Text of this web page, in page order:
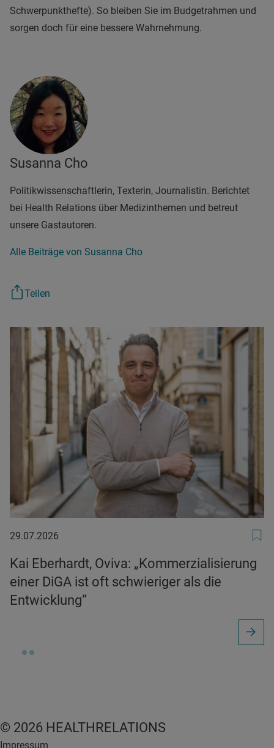
Schwerpunkthefte). So bleiben Sie im Budgetrahmen und
sorgen doch für eine bessere Wahrnehmung.
Susanna Cho
Politikwissenschaftlerin, Texterin, Journalistin. Berichtet
bei Health Relations über Medizinthemen und betreut
unsere Gastautoren.
Alle Beiträge von Susanna Cho
Teilen
29.07.2026
29.07.2026
Kai Eberhardt, Oviva: „Kommerzialisierung
einer DiGA ist oft schwieriger als die
Entwicklung“
© 2026 HEALTHRELATIONS
Impressum